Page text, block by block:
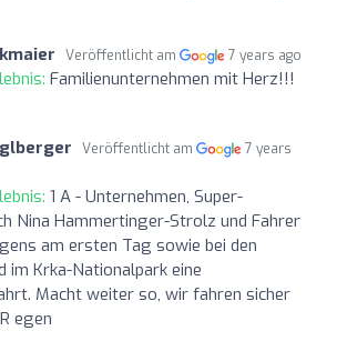
Veröffentlicht am 7 years ago
Familienunternehmen mit Herz!!!
Veröffentlicht am
7 years
1 A - Unternehmen, Super-
Nina Hammertinger-Strolz und Fahrer
am ersten Tag sowie bei den
im Krka-Nationalpark eine
Macht weiter so, wir fahren sicher
egen